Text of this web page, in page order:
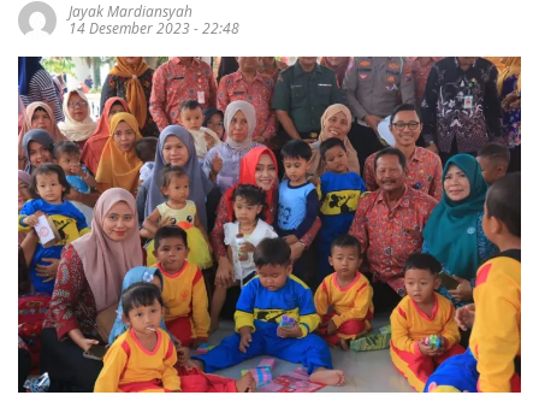
Jayak Mardiansyah
14 Desember 2023 - 22:48